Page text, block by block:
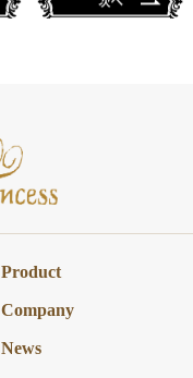
Product
Company
News